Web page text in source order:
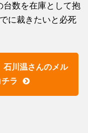
台数を在庫として抱
に裁きたいと必死
石川温さんのメル
ラ